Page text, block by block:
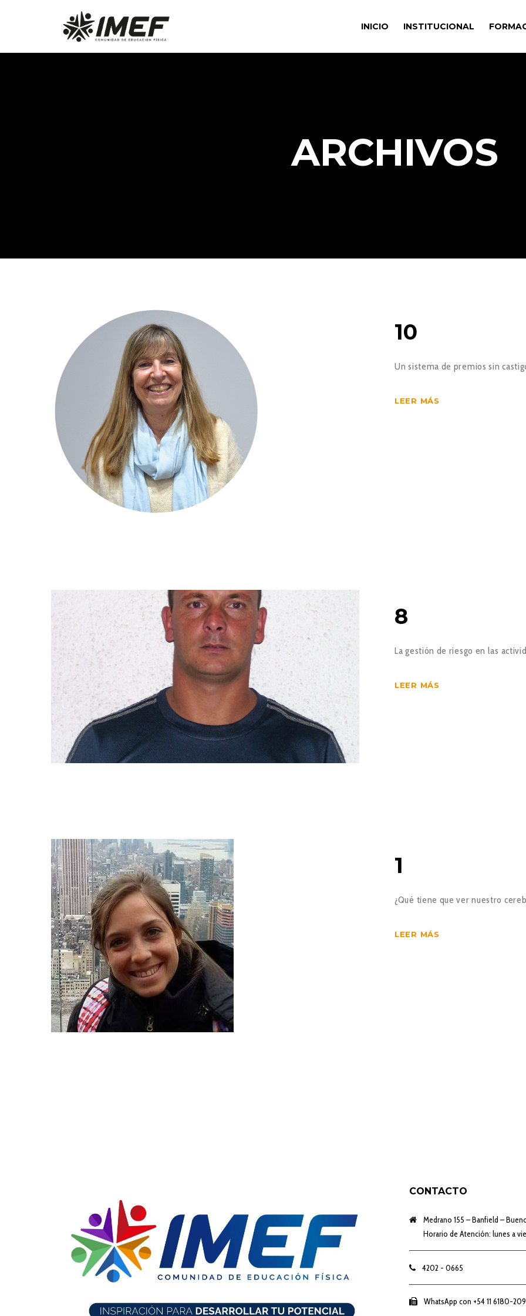
INICIO INSTITUCIONAL
ARCHIVOS
10
Un sistema de premios sin
LEER MÁS
8
La gestión de riesgo en las
LEER MÁS
1
¿Qué tiene que ver nuestro
LEER MÁS
CONTACTO
Medrano 155 – Banfield –
Horario de Atención: lunes a
4202 - 0665
WhatsApp con +54 11 6180-